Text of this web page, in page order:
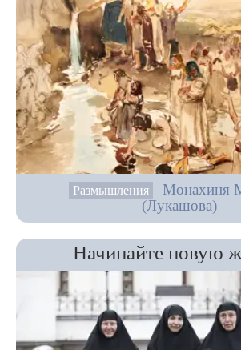
Размышления
Монахиня
(Лукашова)
Начинайте новую